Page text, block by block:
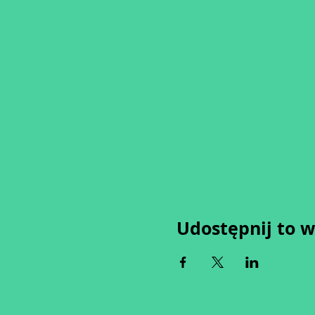
Udostępnij to